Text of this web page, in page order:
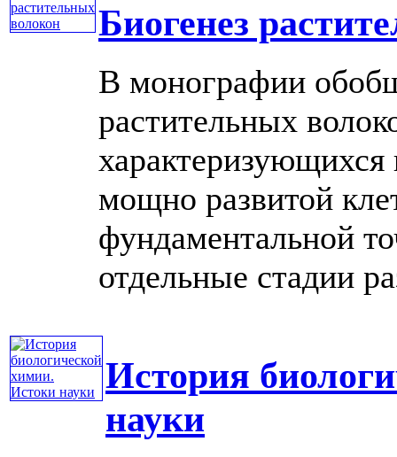
Биогенез
В монографии
растительных
мощно развитой
фундаментальной
отдельные стадии
История
науки